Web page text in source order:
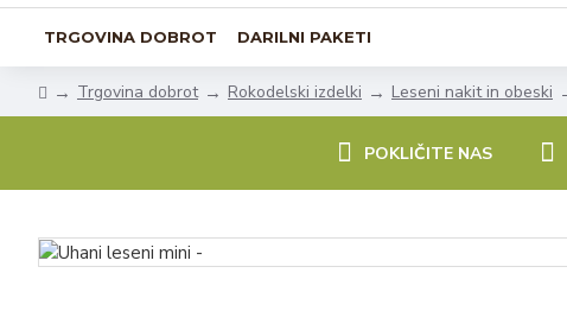
TRGOVINA DOBROT DARILNI PAKETI
Trgovina dobrot Rokodelski izdelki Leseni nakit in obeski
POKLIČITE NAS